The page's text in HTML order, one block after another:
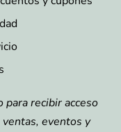
recibir acceso
eventos y